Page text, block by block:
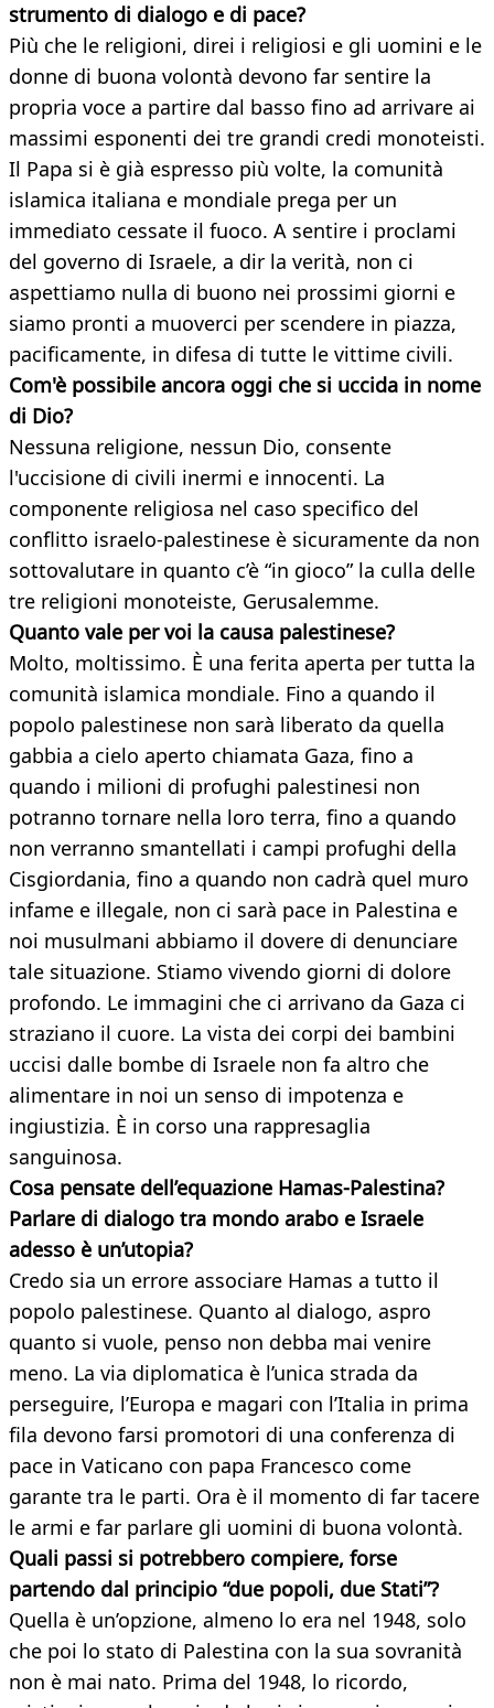
strumento di dialogo e di pace?
Più che le religioni, direi i religiosi e gli uomini e le
donne di buona volontà devono far sentire la
propria voce a partire dal basso fino ad arrivare ai
massimi esponenti dei tre grandi credi monoteisti.
Il Papa si è già espresso più volte, la comunità
islamica italiana e mondiale prega per un
immediato cessate il fuoco. A sentire i proclami
del governo di Israele, a dir la verità, non ci
aspettiamo nulla di buono nei prossimi giorni e
siamo pronti a muoverci per scendere in piazza,
pacificamente, in difesa di tutte le vittime civili.
Com'è possibile ancora oggi che si uccida in nome
di Dio?
Nessuna religione, nessun Dio, consente
l'uccisione di civili inermi e innocenti. La
componente religiosa nel caso specifico del
conflitto israelo-palestinese è sicuramente da non
sottovalutare in quanto c’è “in gioco” la culla delle
tre religioni monoteiste, Gerusalemme.
Quanto vale per voi la causa palestinese?
Molto, moltissimo. È una ferita aperta per tutta la
comunità islamica mondiale. Fino a quando il
popolo palestinese non sarà liberato da quella
gabbia a cielo aperto chiamata Gaza, fino a
quando i milioni di profughi palestinesi non
potranno tornare nella loro terra, fino a quando
non verranno smantellati i campi profughi della
Cisgiordania, fino a quando non cadrà quel muro
infame e illegale, non ci sarà pace in Palestina e
noi musulmani abbiamo il dovere di denunciare
tale situazione. Stiamo vivendo giorni di dolore
profondo. Le immagini che ci arrivano da Gaza ci
straziano il cuore. La vista dei corpi dei bambini
uccisi dalle bombe di Israele non fa altro che
alimentare in noi un senso di impotenza e
ingiustizia. È in corso una rappresaglia
sanguinosa.
Cosa pensate dell’equazione Hamas-Palestina?
Parlare di dialogo tra mondo arabo e Israele
adesso è un’utopia?
Credo sia un errore associare Hamas a tutto il
popolo palestinese. Quanto al dialogo, aspro
quanto si vuole, penso non debba mai venire
meno. La via diplomatica è l’unica strada da
perseguire, l’Europa e magari con l’Italia in prima
fila devono farsi promotori di una conferenza di
pace in Vaticano con papa Francesco come
garante tra le parti. Ora è il momento di far tacere
le armi e far parlare gli uomini di buona volontà.
Quali passi si potrebbero compiere, forse
partendo dal principio “due popoli, due Stati”?
Quella è un’opzione, almeno lo era nel 1948, solo
che poi lo stato di Palestina con la sua sovranità
non è mai nato. Prima del 1948, lo ricordo,